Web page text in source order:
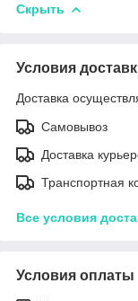
Скрыть
Условия
Доставка
Самовывоз
Доставка
Транспортная
Все условия
Условия оплаты